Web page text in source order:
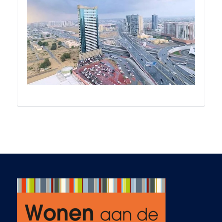
zowel de kansen als
de uitdagingen, en
zijn ontspannen,
vriendelijke stijl
gaven direct
vertrouwen. We
wisten al snel dat hij
de juiste persoon
was om ons te
telefoon en
de avonden en
weekenden wanneer
dat nodig was.